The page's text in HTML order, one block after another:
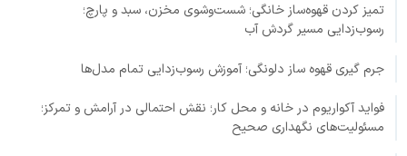
تمیز کردن قهوه‌ساز خانگی؛ شست‌وشوی مخزن، سبد و پارچ؛
رسوب‌زدایی مسیر گردش آب
جرم گیری قهوه ساز دلونگی؛ آموزش رسوب‌زدایی تمام مدل‌ها
فواید آکواریوم در خانه و محل کار؛ نقش احتمالی در آرامش و تمرکز؛
مسئولیت‌های نگهداری صحیح